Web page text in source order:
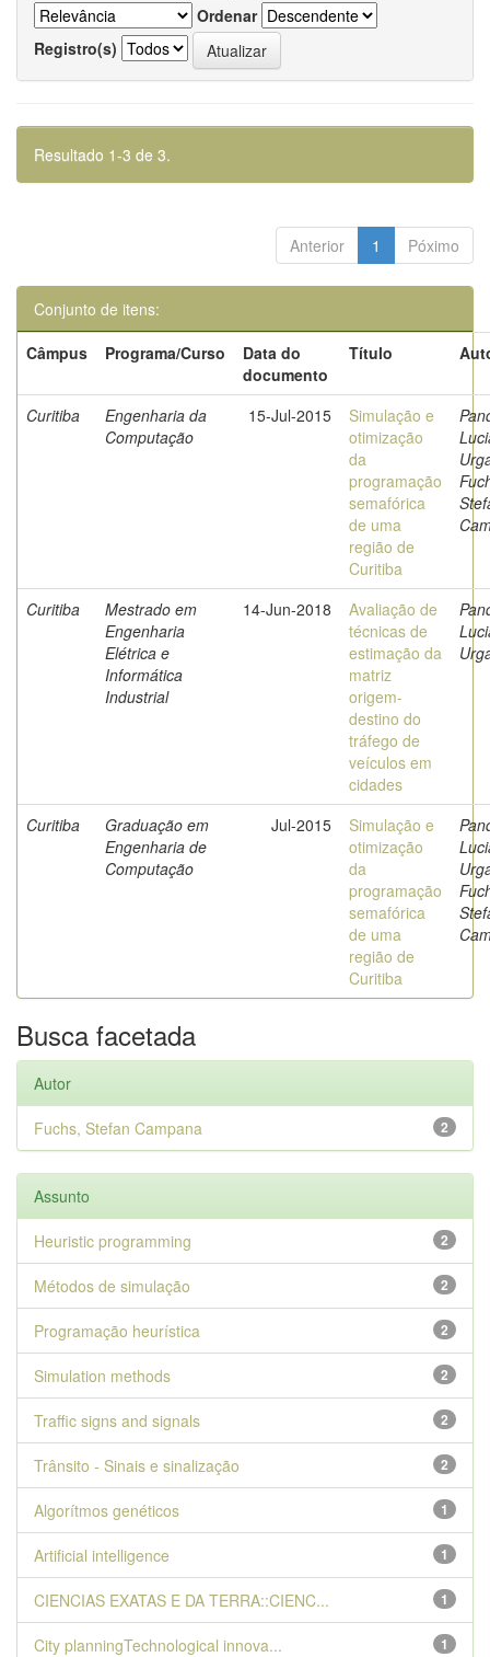
Ordenar
Registro(s)
Resultado 1-3 de 3.
Anterior 1 Póximo
Conjunto de itens:
Câmpus
Programa/Curso
Data do
documento
Título
Curitiba
Engenharia da
Computação
15-Jul-2015
Simulação e
otimização
da
programação
semafórica
de uma
região de
Curitiba
Curitiba
Mestrado em
Engenharia
Elétrica e
Informática
Industrial
14-Jun-2018
Avaliação de
técnicas de
estimação da
matriz
origem-
destino do
tráfego de
veículos em
cidades
Curitiba
Graduação em
Engenharia de
Computação
Jul-2015
Simulação e
otimização
da
programação
semafórica
de uma
região de
Curitiba
Busca facetada
Autor
2
Fuchs, Stefan Campana
Assunto
2
Heuristic programming
2
Métodos de simulação
2
Programação heurística
2
Simulation methods
2
Traffic signs and signals
2
Trânsito - Sinais e sinalização
1
Algorítmos genéticos
1
Artificial intelligence
1
CIENCIAS EXATAS E DA TERRA::CIENC...
1
City planningTechnological innova...